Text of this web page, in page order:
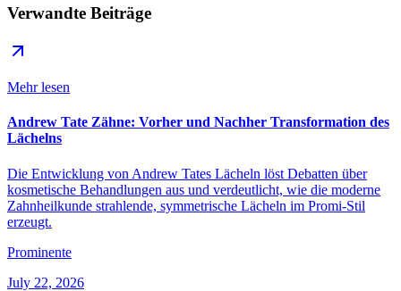
Verwandte Beiträge
Mehr lesen
Andrew Tate Zähne: Vorher und Nachher Transformation des
Lächelns
Die Entwicklung von Andrew Tates Lächeln löst Debatten über
kosmetische Behandlungen aus und verdeutlicht, wie die moderne
Zahnheilkunde strahlende, symmetrische Lächeln im Promi-Stil
erzeugt.
Prominente
July 22, 2026